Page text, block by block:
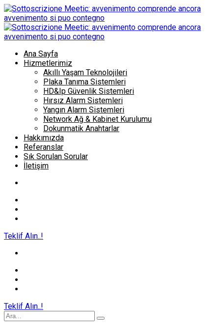
Ana Sayfa
Hizmetlerimiz
Akıllı Yaşam Teknolojileri
Plaka Tanıma Sistemleri
HD&Ip Güvenlik Sistemleri
Hırsız Alarm Sistemleri
Yangın Alarm Sistemleri
Network Ağ & Kabinet Kurulumu
Dokunmatik Anahtarlar
Hakkımızda
Referanslar
Sık Sorulan Sorular
İletişim
Teklif Alın..!
Teklif Alın..!